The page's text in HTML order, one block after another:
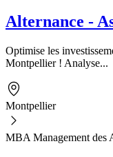
Alternance -
Optimise les
Montpellier ! Analyse...
Montpellier
MBA Management des